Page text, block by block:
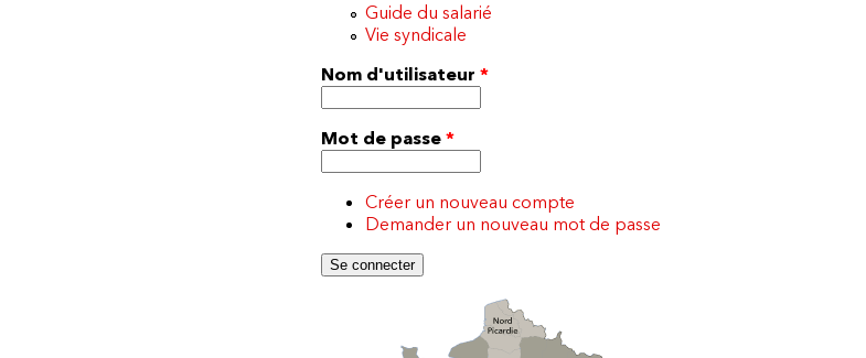
Guide du salarié
Vie syndicale
Nom d'utilisateur*
Mot de passe*
Créer un nouveau compte
Demander un nouveau mot de passe